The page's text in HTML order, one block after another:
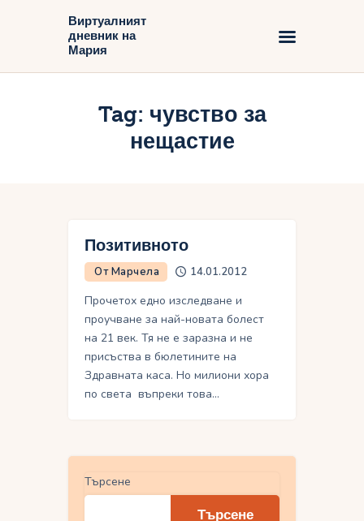
Виртуалният
дневник на
Мария
Tag: чувство за
нещастие
Виртуалният дневник на Мария
Блог
Позитивното
От Марчела 14.01.2012
Прочетох едно изследване и
проучване за най-новата болест
на 21 век. Тя не е заразна и не
присъства в бюлетините на
Здравната каса. Но милиони хора
по света въпреки това…
Търсене
Търсене